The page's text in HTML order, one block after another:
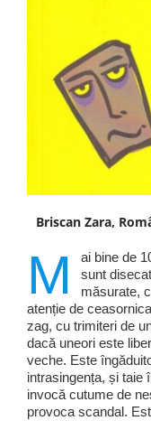
Briscan Zara,
M
ai bine de
sunt
măsurate,
atenție de
zag, cu trimiteri de
dacă uneori este
veche. Este
intrasingența, și taie
invocă cutume de
provoca scandal.